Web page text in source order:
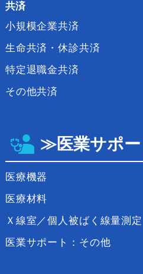
共済
小規模企業共済
生命共済・休診共済
特定退職金共済
その他共済
≫医業サポー
医療機器
医療材料
Ｘ線室／個人被ばく線量測定
医業サポート：その他